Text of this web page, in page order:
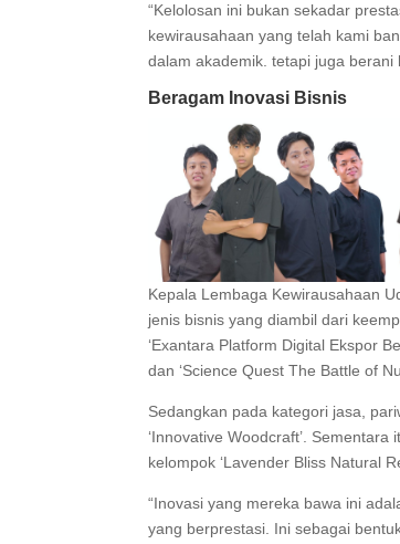
“Kelolosan ini bukan sekadar
kewirausahaan yang telah kami
dalam akademik. tetapi juga berani
Beragam Inovasi Bisnis
Kepala Lembaga Kewirausahaan
jenis bisnis yang diambil dari
‘Exantara Platform Digital Ekspor
dan ‘Science Quest The Battle of
Sedangkan pada kategori jasa,
‘Innovative Woodcraft’.
kelompok ‘Lavender Bliss Natural
“Inovasi yang mereka bawa ini
yang berprestasi. Ini sebagai